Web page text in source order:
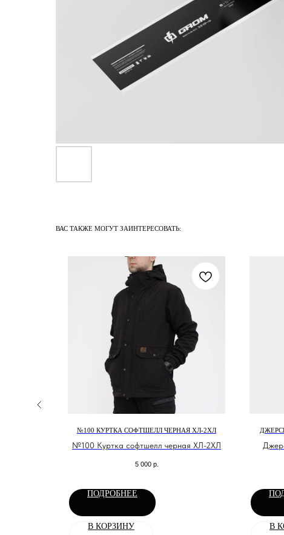
ВАС ТАКЖЕ МОГУТ ЗАИНТЕРЕСОВАТЬ:
№100 КУРТКА СОФТШЕЛЛ ЧЕРНАЯ ХЛ-2ХЛ
№100 Куртка софтшелл черная ХЛ-2ХЛ
5 000 р.
ПОДРОБНЕЕ
В КОРЗИНУ В